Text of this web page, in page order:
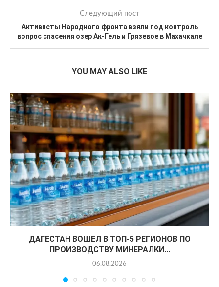
Следующий пост
Активисты Народного фронта взяли под контроль
вопрос спасения озер Ак-Гель и Грязевое в Махачкале
YOU MAY ALSO LIKE
ДАГЕСТАН ВОШЕЛ В ТОП-5 РЕГИОНОВ ПО
ПРОИЗВОДСТВУ МИНЕРАЛКИ...
06.08.2026